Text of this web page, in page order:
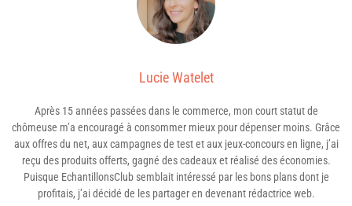
Lucie Watelet
Après 15 années passées dans le commerce, mon court statut de
chômeuse m’a encouragé à consommer mieux pour dépenser moins. Grâce
aux offres du net, aux campagnes de test et aux jeux-concours en ligne, j’ai
reçu des produits offerts, gagné des cadeaux et réalisé des économies.
Puisque EchantillonsClub semblait intéressé par les bons plans dont je
profitais, j’ai décidé de les partager en devenant rédactrice web.